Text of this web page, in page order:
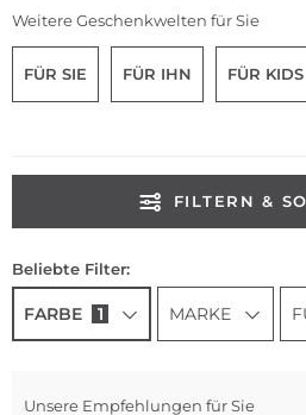
Weitere Geschenkwelten für Sie
FÜR SIE FÜR IHN FÜR KIDS
FILTERN &
Beliebte Filter:
FARBE 1 MARKE
Unsere Empfehlungen für Sie